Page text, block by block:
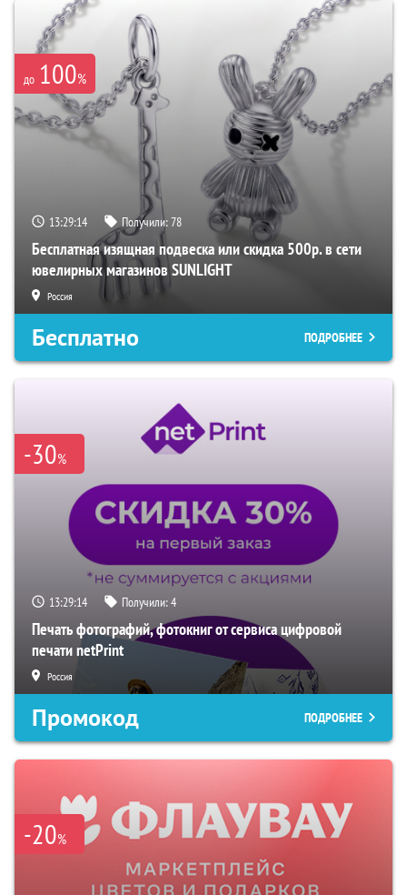
до 100%
13:29:14 Получили:78
Бесплатная изящная подвеска или скидка 500р. в сети
ювелирных магазинов SUNLIGHT
Россия
Бесплатно ПОДРОБНЕЕ
-30%
13:29:14 Получили:4
Печать фотографий, фотокниг от сервиса цифровой
печати netPrint
Россия
Промокод ПОДРОБНЕЕ
-20%